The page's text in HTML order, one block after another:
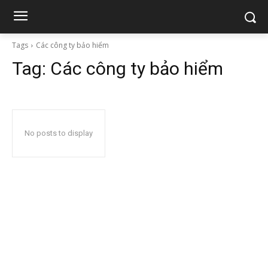
Tags Các công ty bảo hiểm
Tag: Các công ty bảo hiểm
No posts to display